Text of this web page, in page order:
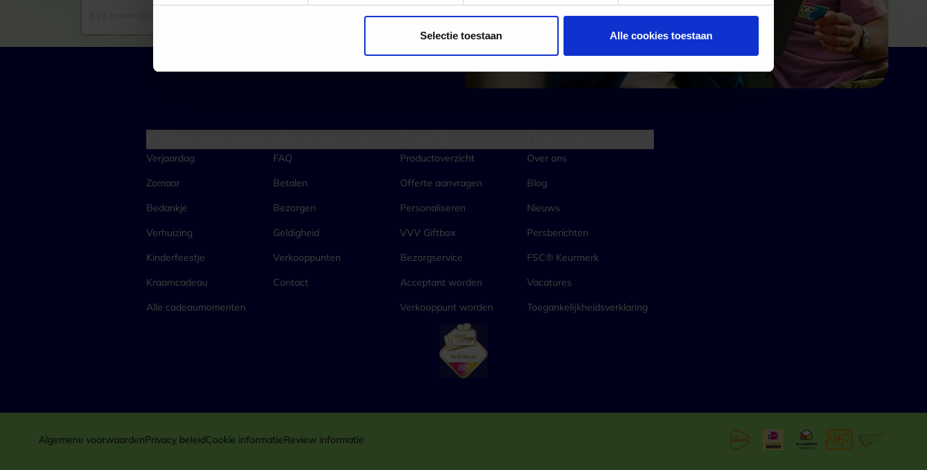
Selectie toestaan Alle cookies toestaan
Aanmelden
Verjaardag
Zomaar
Bedankje
Verhuizing
Kinderfeestje
Kraamcadeau
Alle cadeaumomenten
FAQ
Betalen
Bezorgen
Geldigheid
Verkooppunten
Contact
Productoverzicht
Offerte aanvragen
Personaliseren
VVV Giftbox
Bezorgservice
Acceptant worden
Verkooppunt worden
Over ons
Blog
Nieuws
Persberichten
FSC® Keurmerk
Vacatures
Toegankelijkheidsverklaring
Algemene voorwaardenPrivacy beleidCookie informatieReview informatie